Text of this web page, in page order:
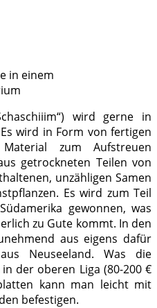
in einem
wird gerne in
wird in Form von fertigen
zum Aufstreuen
getrockneten Teilen von
unzähligen Samen
Es wird zum Teil
gewonnen, was
zu Gute kommt. In den
aus eigens dafür
Neuseeland. Was die
der oberen Liga (80-200 €
kann man leicht mit
befestigen.